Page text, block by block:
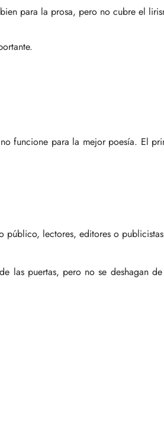
para la prosa, pero no cubre el
funcione para la mejor poesía. El
público, lectores, editores o
las puertas, pero no se deshagan